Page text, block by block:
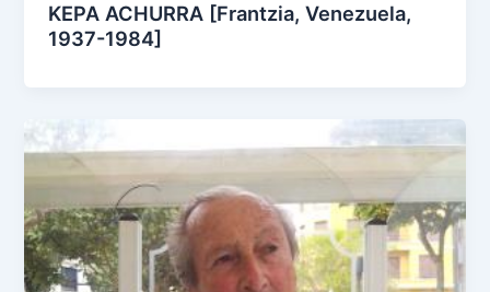
KEPA ACHURRA [Frantzia, Venezuela,
1937-1984]